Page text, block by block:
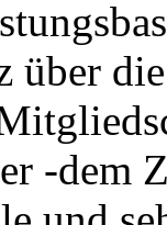
über
-dem